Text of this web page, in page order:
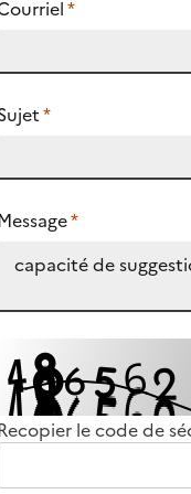
*
*
*
le code de